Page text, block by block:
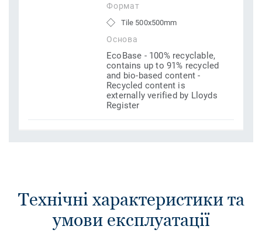
Формат
Tile 500x500mm
Основа
EcoBase - 100% recyclable,
contains up to 91% recycled
and bio-based content -
Recycled content is
externally verified by Lloyds
Register
Технічні характеристики та
умови експлуатації